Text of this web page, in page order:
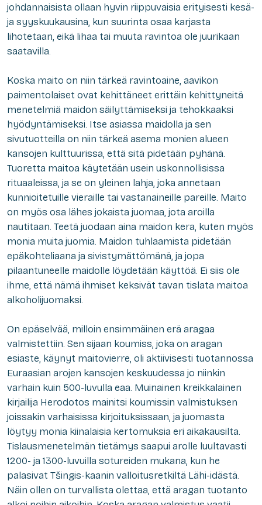
johdannaisista ollaan hyvin riippuvaisia erityisesti kesä-
ja syyskuukausina, kun suurinta osaa karjasta
lihotetaan, eikä lihaa tai muuta ravintoa ole juurikaan
saatavilla.
Koska maito on niin tärkeä ravintoaine, aavikon
paimentolaiset ovat kehittäneet erittäin kehittyneitä
menetelmiä maidon säilyttämiseksi ja tehokkaaksi
hyödyntämiseksi. Itse asiassa maidolla ja sen
sivutuotteilla on niin tärkeä asema monien alueen
kansojen kulttuurissa, että sitä pidetään pyhänä.
Tuoretta maitoa käytetään usein uskonnollisissa
rituaaleissa, ja se on yleinen lahja, joka annetaan
kunnioitetuille vieraille tai vastanaineille pareille. Maito
on myös osa lähes jokaista juomaa, jota aroilla
nautitaan. Teetä juodaan aina maidon kera, kuten myös
monia muita juomia. Maidon tuhlaamista pidetään
epäkohteliaana ja sivistymättömänä, ja jopa
pilaantuneelle maidolle löydetään käyttöä. Ei siis ole
ihme, että nämä ihmiset keksivät tavan tislata maitoa
alkoholijuomaksi.
On epäselvää, milloin ensimmäinen erä aragaa
valmistettiin. Sen sijaan koumiss, joka on aragan
esiaste, käynyt maitovierre, oli aktiivisesti tuotannossa
Euraasian arojen kansojen keskuudessa jo niinkin
varhain kuin 500-luvulla eaa. Muinainen kreikkalainen
kirjailija Herodotos mainitsi koumissin valmistuksen
joissakin varhaisissa kirjoituksissaan, ja juomasta
löytyy monia kiinalaisia kertomuksia eri aikakausilta.
Tislausmenetelmän tietämys saapui arolle luultavasti
1200- ja 1300-luvuilla sotureiden mukana, kun he
palasivat Tšingis-kaanin valloitusretkiltä Lähi-idästä.
Näin ollen on turvallista olettaa, että aragan tuotanto